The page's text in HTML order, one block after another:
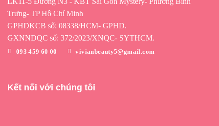
Trưng- TP Hồ Chí Minh
GPHDKCB số: 08338/HCM- GPHD.
GXNNDQC số: 372/2023/XNQC- SYTHCM.
093 459 60 00 vivianbeauty5@gmail.com
Kết nối với chúng tôi